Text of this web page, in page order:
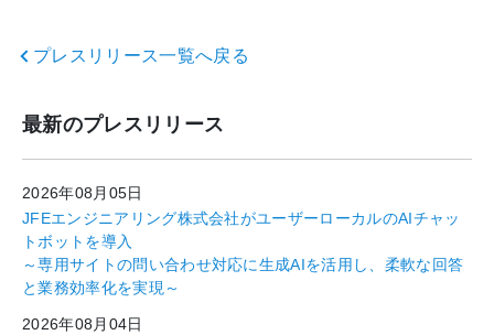
プレスリリース一覧へ戻る
最新のプレスリリース
2026年08月05日
JFEエンジニアリング株式会社がユーザーローカルのAIチャッ
トボットを導入
～専用サイトの問い合わせ対応に生成AIを活用し、柔軟な回答
と業務効率化を実現～
2026年08月04日